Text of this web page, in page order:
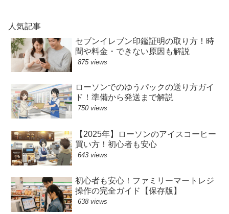
人気記事
セブンイレブン印鑑証明の取り方！時
間や料金・できない原因も解説
875 views
ローソンでのゆうパックの送り方ガイ
ド！準備から発送まで解説
750 views
【2025年】ローソンのアイスコーヒー
買い方！初心者も安心
643 views
初心者も安心！ファミリーマートレジ
操作の完全ガイド【保存版】
638 views